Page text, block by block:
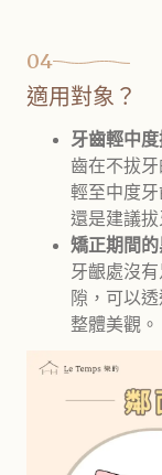
04
適用對象？
牙齒輕中度
齒在不拔
輕至中度
還是建議拔
矯正期間的
牙齦處沒
隙，可以
整體美觀。